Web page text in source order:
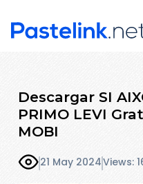
Descargar SI
PRIMO LEVI
MOBI
21 May 2024Views: